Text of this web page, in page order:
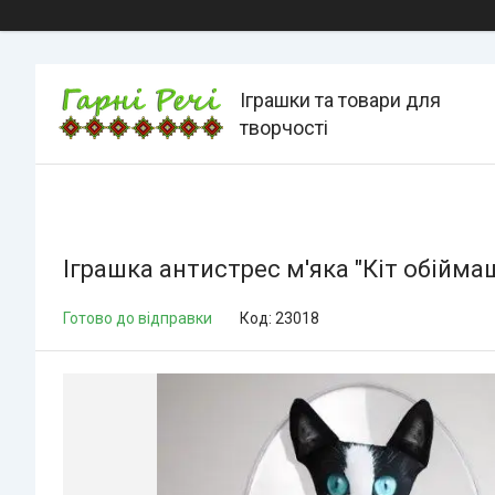
Іграшки та товари для
творчості
Іграшка антистрес м'яка "Кіт
Готово до відправки Код: 23018